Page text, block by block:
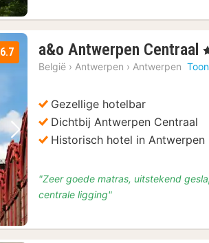
Volgende foto
6.7 a&o Antwerpen Centraal ,
België › Antwerpen › Antwerpen
Gezellige hotelbar
Dichtbij Antwerpen Centraal
Historisch hotel in Antwerpen
"Zeer goede matras, uitstekend
centrale ligging"